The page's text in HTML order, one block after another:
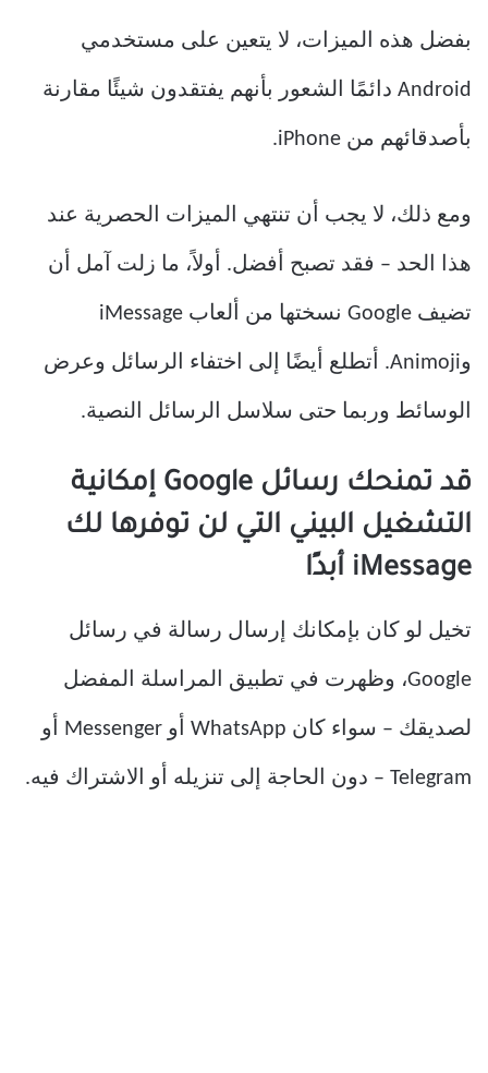
بفضل هذه الميزات، لا يتعين على مستخدمي
Android دائمًا الشعور بأنهم يفتقدون شيئًا مقارنة
بأصدقائهم من iPhone.
ومع ذلك، لا يجب أن تنتهي الميزات الحصرية عند
هذا الحد – فقد تصبح أفضل. أولاً، ما زلت آمل أن
تضيف Google نسختها من ألعاب iMessage
وAnimoji. أتطلع أيضًا إلى اختفاء الرسائل وعرض
الوسائط وربما حتى سلاسل الرسائل النصية.
قد تمنحك رسائل Google إمكانية
التشغيل البيني التي لن توفرها لك
iMessage أبدًا
تخيل لو كان بإمكانك إرسال رسالة في رسائل
Google، وظهرت في تطبيق المراسلة المفضل
لصديقك – سواء كان WhatsApp أو Messenger أو
Telegram – دون الحاجة إلى تنزيله أو الاشتراك فيه.